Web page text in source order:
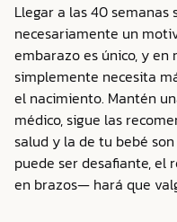
Llegar a las 40 semanas
necesariamente un
embarazo es único, y en
simplemente necesita
el nacimiento. Mantén
médico, sigue las
salud y la de tu bebé
puede ser desafiante,
en brazos— hará que